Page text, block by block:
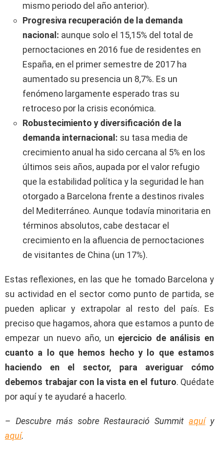
mismo periodo del año anterior).
Progresiva recuperación de la demanda
nacional: aunque solo el 15,15% del total de
pernoctaciones en 2016 fue de residentes en
España, en el primer semestre de 2017 ha
aumentado su presencia un 8,7%. Es un
fenómeno largamente esperado tras su
retroceso por la crisis económica.
Robustecimiento y diversificación de la
demanda internacional: su tasa media de
crecimiento anual ha sido cercana al 5% en los
últimos seis años, aupada por el valor refugio
que la estabilidad política y la seguridad le han
otorgado a Barcelona frente a destinos rivales
del Mediterráneo. Aunque todavía minoritaria en
términos absolutos, cabe destacar el
crecimiento en la afluencia de pernoctaciones
de visitantes de China (un 17%).
Estas reflexiones, en las que he tomado Barcelona y
su actividad en el sector como punto de partida, se
pueden aplicar y extrapolar al resto del país. Es
preciso que hagamos, ahora que estamos a punto de
empezar un nuevo año, un ejercicio de análisis en
cuanto a lo que hemos hecho y lo que estamos
haciendo en el sector, para averiguar cómo
debemos trabajar con la vista en el futuro. Quédate
por aquí y te ayudaré a hacerlo.
– Descubre más sobre Restauració Summitaquíy
aquí.